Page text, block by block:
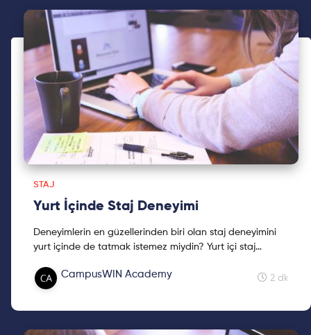
STAJ
Yurt İçinde Staj Deneyimi
Deneyimlerin en güzellerinden biri olan staj deneyimini
yurt içinde de tatmak istemez miydin? Yurt içi staj
CampusWIN Academy 2 dk